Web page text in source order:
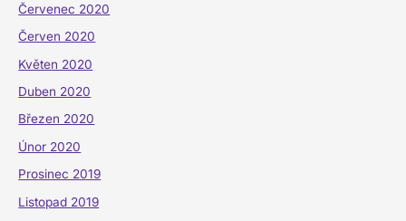
Červenec 2020
Červen 2020
Květen 2020
Duben 2020
Březen 2020
Únor 2020
Prosinec 2019
Listopad 2019